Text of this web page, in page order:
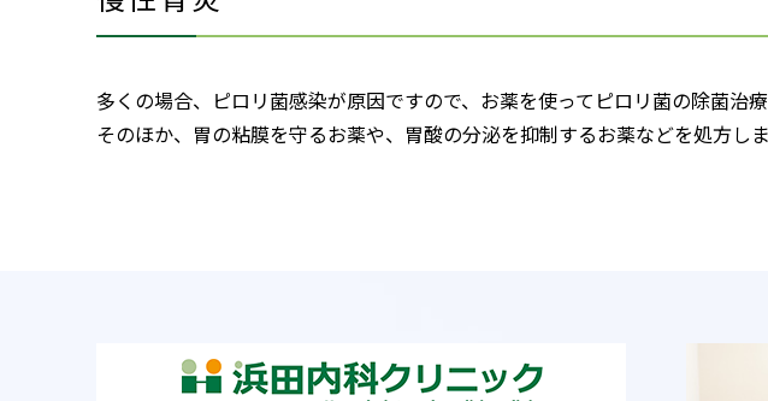
多くの場合、ピロリ菌感染が原因ですので、お薬を使ってピロリ菌の除菌治療
そのほか、胃の粘膜を守るお薬や、胃酸の分泌を抑制するお薬などを処方しま